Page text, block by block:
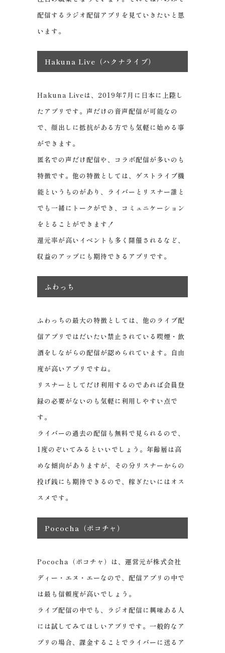
配信するラジオ配信アプリを見ていきたいと思
います。
Hakuna Live（ハクナライブ）
Hakuna Liveは、2019年7月に日本に上陸し
たアプリです。声だけの音声配信が可能なの
で、顔出しに抵抗がある方でも気軽に始める事
ができます。
匿名での声だけ配信や、コラボ配信が多いのも
特徴です。他の特徴としては、ゲストライブ機
能というものがあり、ライバーとリスナー誰と
でも一緒にトークができ、コミュニケーション
をとることができます！
還元率が高いイベントも多く開催されるなど、
収益のアップにも期待できるアプリです。
ふわっち
ふわっちの最大の特徴としては、他のライブ配
信アプリではだいたい禁止されている喫煙・飲
酒をしながらの配信が認められています。自由
度が高いアプリですね。
リスナーとしてだけ利用するのであれば会員登
録の必要がないのも気軽に利用しやすい点で
す。
ライバーの過去の配信も無料で見られるので、
1度のぞいてみるといいでしょう。年齢層は高
めな傾向がありますが、その分リスナーからの
投げ銭にも期待できるので、稼ぎたいにはオス
スメです。
Pococha（ポコチャ）
Pococha（ポコチャ）は、運営元が株式会社
ディー・エヌ・エーなので、配信アプリの中で
は最も信頼度が高いでしょう。
ライブ配信の中でも、ラジオ配信に興味ある人
には試してみてほしいアプリです。一般的なア
プリの場合、課金することでライバーに送るア